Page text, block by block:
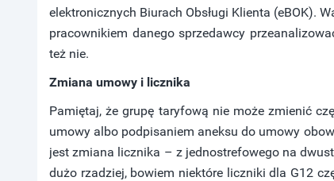
elektronicznych Biurach Obsługi Klienta (eBOK).
pracownikiem danego sprzedawcy
też nie.
Zmiana umowy i licznika
Pamiętaj, że grupę taryfową nie może zmienić
umowy albo podpisaniem aneksu do umowy
jest zmiana licznika – z jednostrefowego na
dużo rzadziej, bowiem niektóre liczniki dla G12